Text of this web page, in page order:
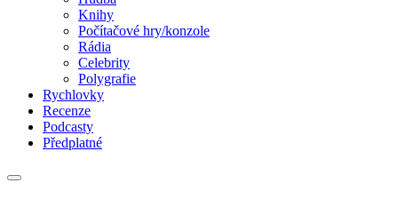
Knihy
Počítačové hry/konzole
Rádia
Celebrity
Polygrafie
Rychlovky
Recenze
Podcasty
Předplatné